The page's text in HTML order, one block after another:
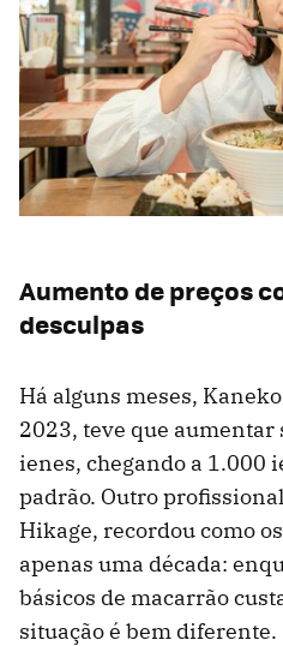
Aumento de preços
desculpas
Há alguns meses, Kaneko
2023, teve que aumentar
ienes, chegando a 1.000
padrão. Outro
Hikage, recordou como
apenas uma década:
básicos de macarrão
situação é bem diferente.